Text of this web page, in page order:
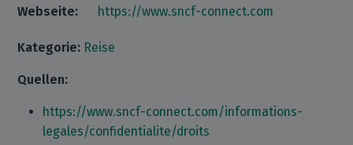
Webseite:
https://www.sncf-connect.com
Kategorie: Reise
Quellen:
https://www.sncf-connect.com/informations-
legales/confidentialite/droits